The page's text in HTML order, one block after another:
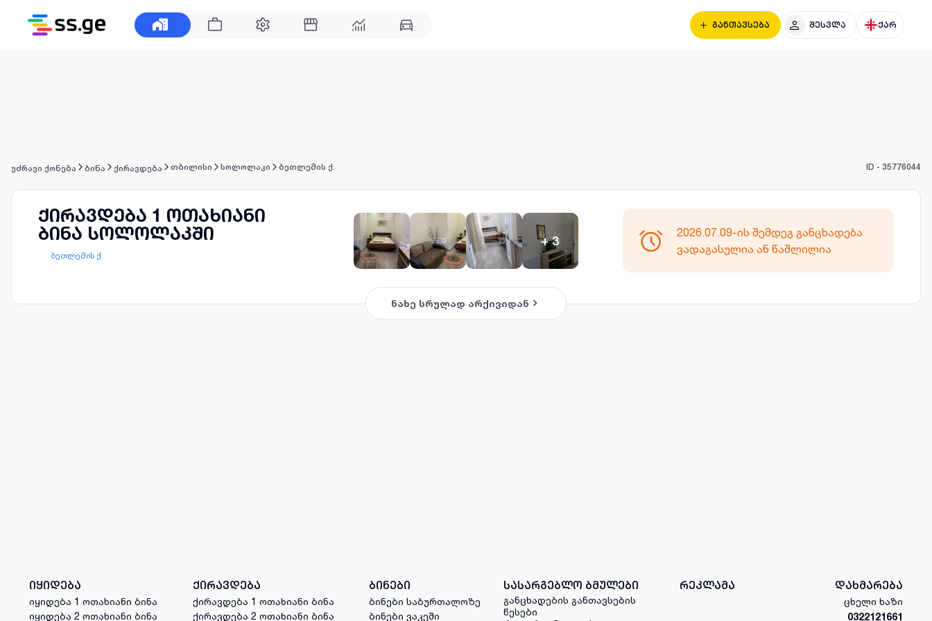
განთავსება შესვლა ქარ
უძრავი ქონება ბინა ქირავდება თბილისი სოლოლაკი ბეთლემის ქ. ID - 35776044
ქირავდება 1 ოთახიანი
ბინა სოლოლაკში
ბეთლემის ქ.
+3
2026.07.09-ის შემდეგ განცხადება
ვადაგასულია ან წაშლილია
ნახე სრულად არქივიდან
იყიდება
იყიდება 1 ოთახიანი ბინა
იყიდება 2 ოთახიანი ბინა
ქირავდება
ქირავდება 1 ოთახიანი ბინა
ქირავდება 2 ოთახიანი ბინა
ბინები
ბინები საბურთალოზე
ბინები ვაკეში
სასარგებლო ბმულები
განცხადების განთავსების
წესები
რეკლამა დახმარება
ცხელი ხაზი
0322121661